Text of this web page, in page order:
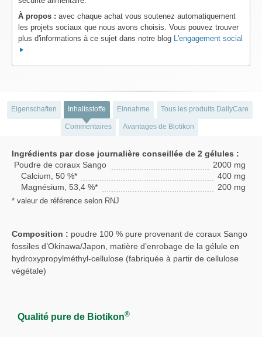
À propos : avec chaque achat vous soutenez automatiquement
les projets sociaux que nous avons choisis. Vous pouvez trouver
plus d'informations à ce sujet dans notre blog L'engagement social
Eigenschaften Inhaltsstoffe Einnahme Tous les produits DailyCare
Commentaires Avantages de Biotikon
Ingrédients par dose journalière conseillée de 2 gélules :
Poudre de coraux Sango
2000 mg
Calcium, 50 %*
400 mg
Magnésium, 53,4 %*
200 mg
* valeur de référence selon RNJ
Composition : poudre 100 % pure provenant de coraux Sango
fossiles d’Okinawa/Japon, matière d’enrobage de la gélule en
hydroxypropylméthyl-cellulose (fabriquée à partir de cellulose
végétale)
Qualité pure de Biotikon®